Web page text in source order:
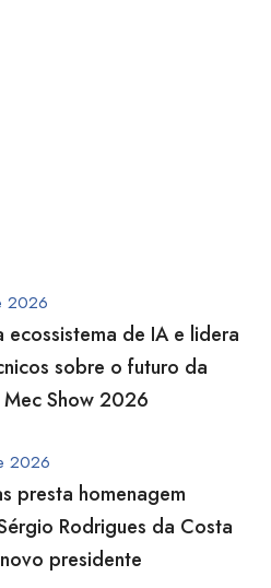
2026
ecossistema de IA e lidera
sobre o futuro da
Show 2026
2026
presta homenagem
Rodrigues da Costa
presidente